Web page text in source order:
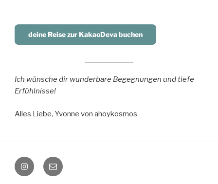
deine Reise zur KakaoDeva buchen
Ich wünsche dir wunderbare Begegnungen und tiefe
Erfühlnisse!
Alles Liebe, Yvonne von ahoykosmos
instagramMail